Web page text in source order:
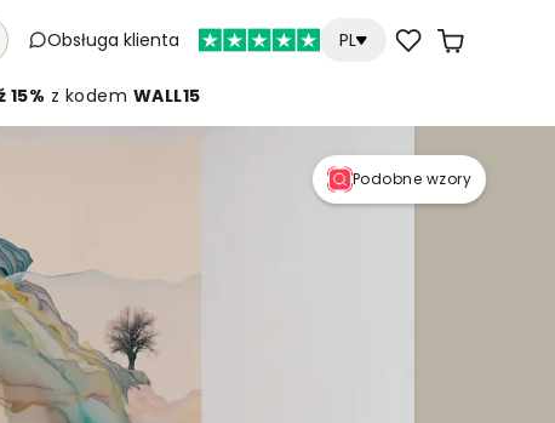
Obsługa klienta PL
z kodem WALL15
Podobne wzory